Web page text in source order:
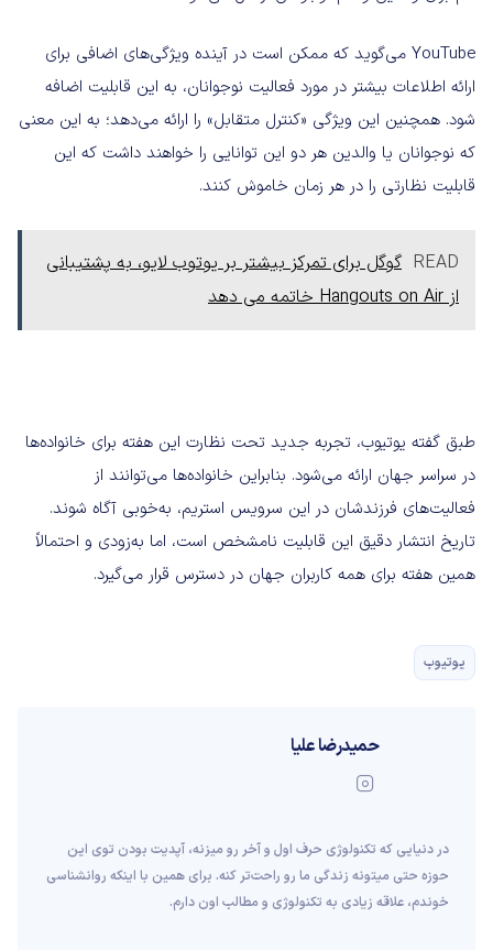
YouTube می‌گوید که ممکن است در آینده ویژگی‌های اضافی برای
ارائه اطلاعات بیشتر در مورد فعالیت نوجوانان، به این قابلیت اضافه
شود. همچنین این ویژگی «کنترل متقابل» را ارائه می‌دهد؛ به این معنی
که نوجوانان یا والدین هر دو این توانایی را خواهند داشت که این
قابلیت نظارتی را در هر زمان خاموش کنند.
READ گوگل برای تمرکز بیشتر بر یوتوب لایو، به پشتیبانی
از Hangouts on Air خاتمه می دهد
طبق گفته یوتیوب، تجربه جدید تحت نظارت این هفته برای خانواده‌ها
در سراسر جهان ارائه می‌شود. بنابراین خانواده‌ها می‌توانند از
فعالیت‌های فرزندشان در این سرویس استریم، به‌خوبی آگاه شوند.
تاریخ انتشار دقیق این قابلیت نامشخص است، اما به‌زودی و احتمالاً
همین هفته برای همه کاربران جهان در دسترس قرار می‌گیرد.
یوتیوب
حمیدرضا علیا
در دنیایی که تکنولوژی حرف اول و آخر رو میزنه، آپدیت بودن توی این
حوزه حتی میتونه زندگی ما رو راحت‌تر کنه. برای همین با اینکه روانشناسی
خوندم، علاقه زیادی به تکنولوژی و مطالب اون دارم.